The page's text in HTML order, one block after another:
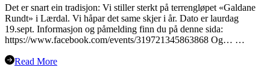
Det er snart ein tradisjon: Vi stiller sterkt på terrengløpet «Galdane
Rundt» i Lærdal. Vi håpar det same skjer i år. Dato er laurdag
19.sept. Informasjon og påmelding finn du på denne sida:
https://www.facebook.com/events/319721345863868 Og… …
Read More